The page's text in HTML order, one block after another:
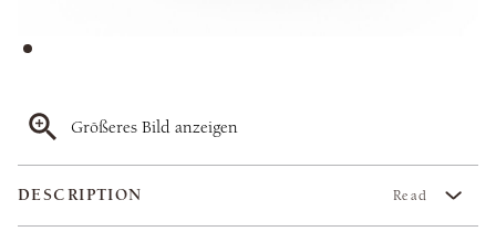
Größeres Bild anzeigen
DESCRIPTION Read